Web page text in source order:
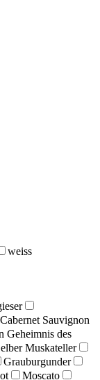
weiss
Cabernet Sauvignon
Geheimnis des
Muskateller
Grauburgunder
Moscato